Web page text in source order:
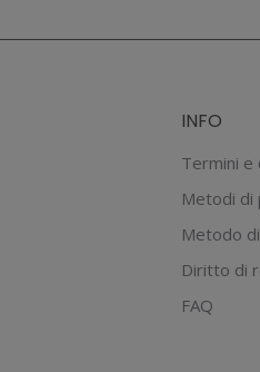
INFO
Termini e
Metodi di
Metodo
Diritto di
FAQ